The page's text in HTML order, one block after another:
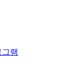
그램